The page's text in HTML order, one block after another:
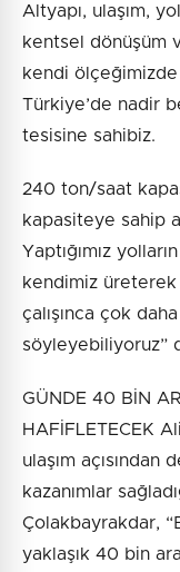
Altyapı, ulaşım,
kentsel dönüşüm
kendi ölçeğimizde
Türkiye’de nadir
tesisine sahibiz.
240 ton/saat
kapasiteye sahip
Yaptığımız
kendimiz
çalışınca çok
söyleyebiliyoruz”
GÜNDE 40 BİN
HAFİFLETECEK
ulaşım açısından
kazanımlar
Çolakbayrakdar,
yaklaşık 40 bin